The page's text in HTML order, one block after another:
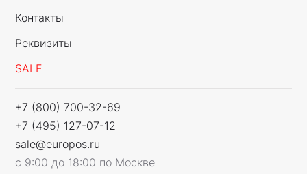
Контакты
Реквизиты
SALE
+7 (800) 700-32-69
+7 (495) 127-07-12
sale@europos.ru
с 9:00 до 18:00 по Москве